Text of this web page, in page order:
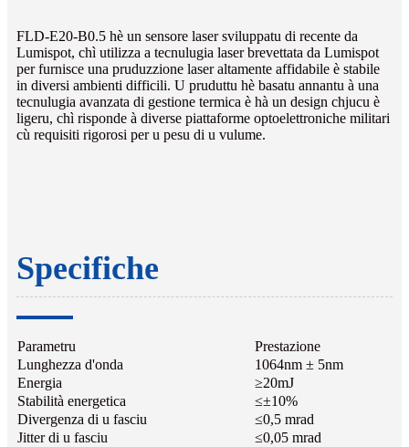
FLD-E20-B0.5 hè un sensore laser sviluppatu di recente da
Lumispot, chì utilizza a tecnulugia laser brevettata da Lumispot
per furnisce una pruduzzione laser altamente affidabile è stabile
in diversi ambienti difficili. U pruduttu hè basatu annantu à una
tecnulugia avanzata di gestione termica è hà un design chjucu è
ligeru, chì risponde à diverse piattaforme optoelettroniche militari
cù requisiti rigorosi per u pesu di u vulume.
Specifiche
Parametru
Prestazione
Lunghezza d'onda
1064nm ± 5nm
Energia
≥20mJ
Stabilità energetica
≤±10%
Divergenza di u fasciu
≤0,5 mrad
Jitter di u fasciu
≤0,05 mrad